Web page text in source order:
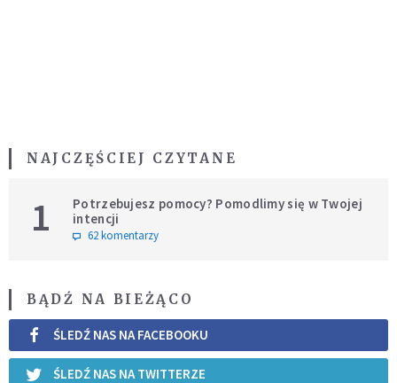
NAJCZĘŚCIEJ CZYTANE
1
Potrzebujesz pomocy? Pomodlimy się w Twojej
intencji
62 komentarzy
BĄDŹ NA BIEŻĄCO
ŚLEDŹ NAS NA FACEBOOKU
ŚLEDŹ NAS NA TWITTERZE